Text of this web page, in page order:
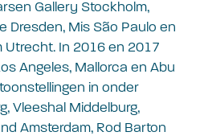
Gallery Stockholm,
Dresden, Mis São Paulo en
In 2016 en 2017
Angeles, Mallorca en Abu
in onder
Vleeshal Middelburg,
Amsterdam, Rod Barton